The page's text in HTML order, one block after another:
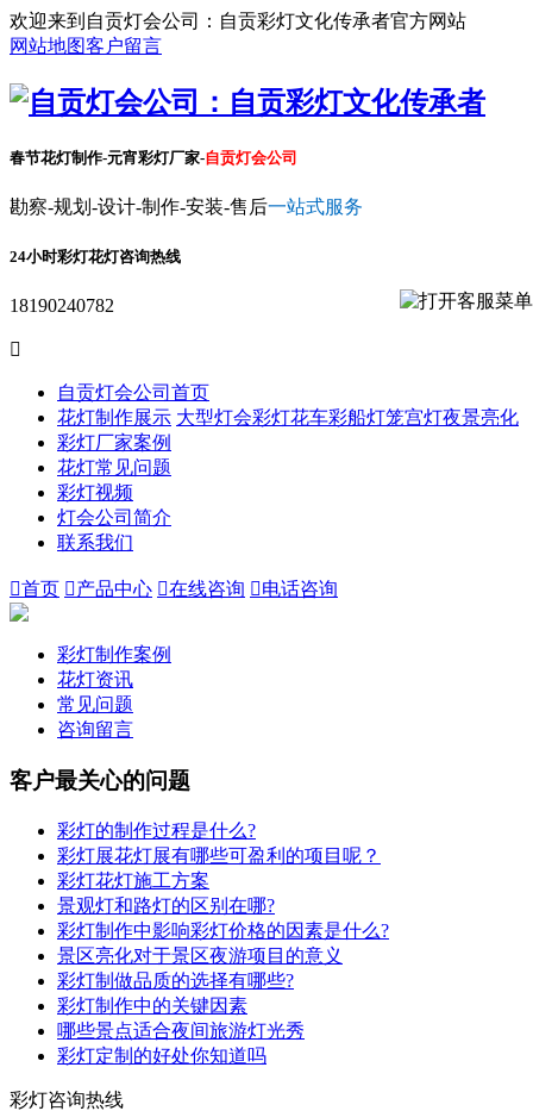
欢迎来到自贡灯会公司：自贡彩灯文化传承者官方网站
网站地图客户留言
春节花灯制作-元宵彩灯厂家-自贡灯会公司
勘察-规划-设计-制作-安装-售后一站式服务
24小时彩灯花灯咨询热线
18190240782

自贡灯会公司首页
花灯制作展示 大型灯会彩灯花车彩船灯笼宫灯夜景亮化
彩灯厂家案例
花灯常见问题
彩灯视频
灯会公司简介
联系我们
首页 产品中心 在线咨询 电话咨询
彩灯制作案例
花灯资讯
常见问题
咨询留言
客户最关心的问题
彩灯的制作过程是什么?
彩灯展花灯展有哪些可盈利的项目呢？
彩灯花灯施工方案
景观灯和路灯的区别在哪?
彩灯制作中影响彩灯价格的因素是什么?
景区亮化对于景区夜游项目的意义
彩灯制做品质的选择有哪些?
彩灯制作中的关键因素
哪些景点适合夜间旅游灯光秀
彩灯定制的好处你知道吗
彩灯咨询热线